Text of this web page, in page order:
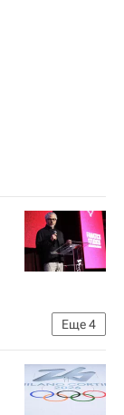
Еще4